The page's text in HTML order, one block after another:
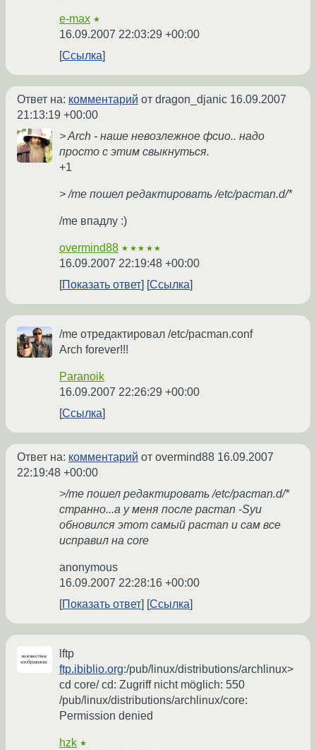
e-max ★
16.09.2007 22:03:29 +00:00
Ссылка
Ответ на: комментарий от dragon_djanic 16.09.2007
21:13:19 +00:00
> Arch - наше невозлежное фсио.. надо
просто с этим свыкнуться.
+1
> /me пошел редактировать /etc/pacman.d/*
/me впадлу :)
overmind88 ★★★★★
16.09.2007 22:19:48 +00:00
Показать ответ
Ссылка
/me отредактировал /etc/pacman.conf
Arch forever!!!
Paranoik
16.09.2007 22:26:29 +00:00
Ссылка
Ответ на: комментарий от overmind88 16.09.2007
22:19:48 +00:00
>/me пошел редактировать /etc/pacman.d/*
странно...а у меня после pacman -Syu
обновился этот самый pacman и сам все
исправил на core
anonymous
16.09.2007 22:28:16 +00:00
Показать ответ
Ссылка
lftp
ftp.ibiblio.org:/pub/linux/distributions/archlinux>
cd core/ cd: Zugriff nicht möglich: 550
/pub/linux/distributions/archlinux/core:
Permission denied
hzk ★